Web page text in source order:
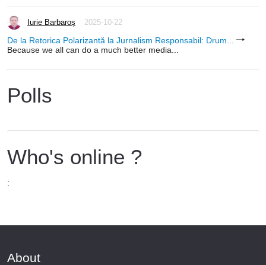
Iurie Barbaroș 2025-10-22
De la Retorica Polarizantă la Jurnalism Responsabil: Drum...
Because we all can do a much better media...
Polls
Who's online ?
:
About